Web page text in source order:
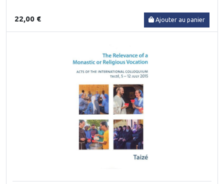
22,00 € Ajouter au panier